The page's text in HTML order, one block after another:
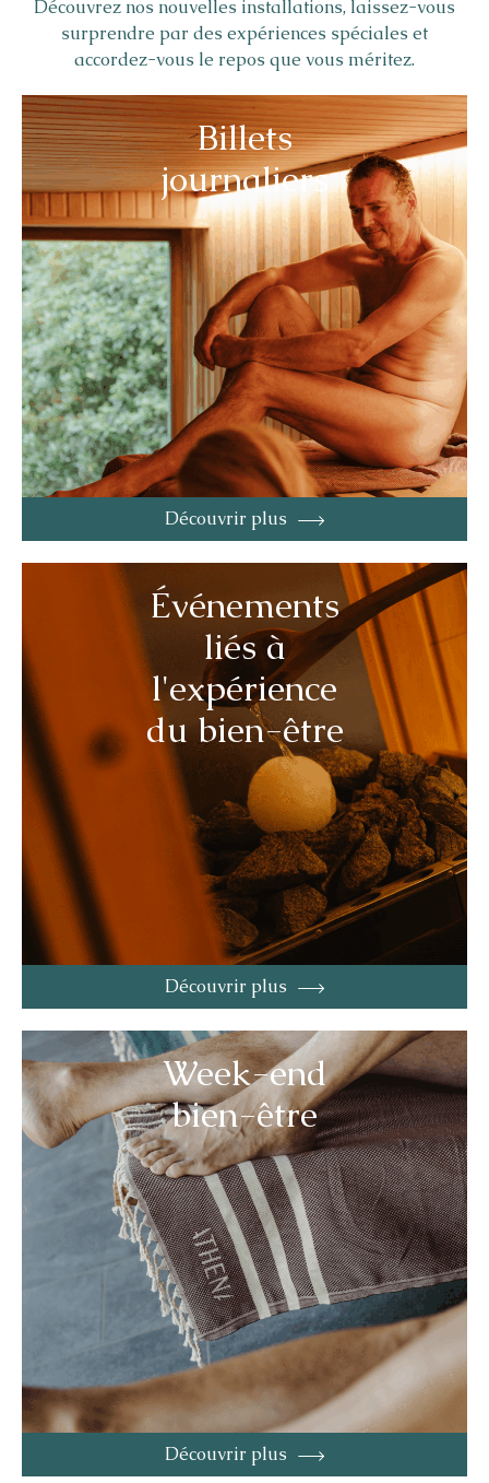
Découvrez nos nouvelles installations, laissez-vous
surprendre par des expériences spéciales et
accordez-vous le repos que vous méritez.
Billets
journaliers
Découvrir plus
Événements
liés à
l'expérience
du bien-être
Découvrir plus
Week-end
bien-être
Découvrir plus